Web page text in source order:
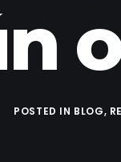
POSTED IN BLOG,